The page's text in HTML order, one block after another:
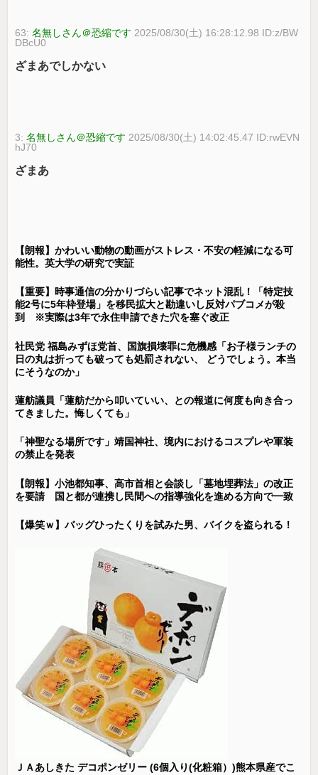
63:名無しさん＠恐縮です 2025/08/30(土) 16:28:12.98 ID:z/BW
DBcU0
ざまあでしかない
3:名無しさん＠恐縮です 2025/08/30(土) 14:02:45.47 ID:rwEVN
hJ70
ざまあ
【朗報】かわいい動物の動画がストレス・不安の軽減になる可
能性。英大学の研究で実証
【重要】時事通信の分かりづらい記事でネット混乱！「特定技
能2号に5年枠登場」を移民拡大と勘違いし反対パブコメが殺
到 ※実際は3年で永住申請できた穴を塞ぐ改正
社民党 福島みずほ党首、国旗損壊罪に危機感「お子様ランチの
日の丸は折っても破っても処罰されない、 どうでしょう。本当
にそうなのか」
蓮舫議員「蓮舫だから叩いていい、との報道に何度も向き合っ
てきました。悔しくても」
「神聖なる場所です」靖国神社、境内におけるコスプレや軍装
の禁止を発表
【朗報】小池都知事、高市首相と会談し「墓地埋葬法」の改正
を要請 国と都が連携し民間への指導強化を進める方向で一致
【爆笑ｗ】バッグひったくりを試みた男、バイクを盗られる！
ＪＡあしきた デコポンゼリー (6個入り(化粧箱）)熊本県産でこ